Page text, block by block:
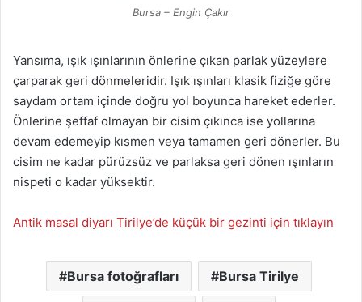
Bursa – Engin Çakır
Yansıma, ışık ışınlarının önlerine çıkan parlak yüzeylere
çarparak geri dönmeleridir. Işık ışınları klasik fiziğe göre
saydam ortam içinde doğru yol boyunca hareket ederler.
Önlerine şeffaf olmayan bir cisim çıkınca ise yollarına
devam edemeyip kısmen veya tamamen geri dönerler. Bu
cisim ne kadar pürüzsüz ve parlaksa geri dönen ışınların
nispeti o kadar yüksektir.
Antik masal diyarı Tirilye’de küçük bir gezinti için tıklayın
Bursa fotoğrafları Bursa Tirilye